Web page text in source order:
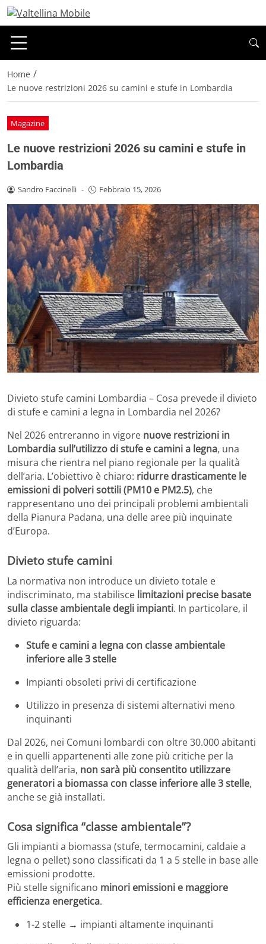
Home /
Le nuove restrizioni 2026 su camini e stufe in Lombardia
Magazine
Le nuove restrizioni 2026 su camini e stufe in
Lombardia
Sandro Faccinelli - Febbraio 15, 2026
Divieto stufe camini Lombardia – Cosa prevede il divieto
di stufe e camini a legna in Lombardia nel 2026?
Nel 2026 entreranno in vigore nuove restrizioni in
Lombardia sull’utilizzo di stufe e camini a legna, una
misura che rientra nel piano regionale per la qualità
dell’aria. L’obiettivo è chiaro: ridurre drasticamente le
emissioni di polveri sottili (PM10 e PM2.5), che
rappresentano uno dei principali problemi ambientali
della Pianura Padana, una delle aree più inquinate
d’Europa.
Divieto stufe camini
La normativa non introduce un divieto totale e
indiscriminato, ma stabilisce limitazioni precise basate
sulla classe ambientale degli impianti. In particolare, il
divieto riguarda:
Stufe e camini a legna con classe ambientale
inferiore alle 3 stelle
Impianti obsoleti privi di certificazione
Utilizzo in presenza di sistemi alternativi meno
inquinanti
Dal 2026, nei Comuni lombardi con oltre 30.000 abitanti
e in quelli appartenenti alle zone più critiche per la
qualità dell’aria, non sarà più consentito utilizzare
generatori a biomassa con classe inferiore alle 3 stelle,
anche se già installati.
Cosa significa “classe ambientale”?
Gli impianti a biomassa (stufe, termocamini, caldaie a
legna o pellet) sono classificati da 1 a 5 stelle in base alle
emissioni prodotte.
Più stelle significano minori emissioni e maggiore
efficienza energetica.
1-2 stelle → impianti altamente inquinanti